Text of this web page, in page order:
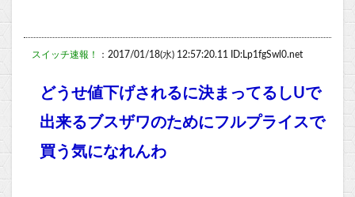
スイッチ速報！ ：2017/01/18(水) 12:57:20.11 ID:Lp1fgSwl0.net
どうせ値下げされるに決まってるしUで
出来るブスザワのためにフルプライスで
買う気になれんわ